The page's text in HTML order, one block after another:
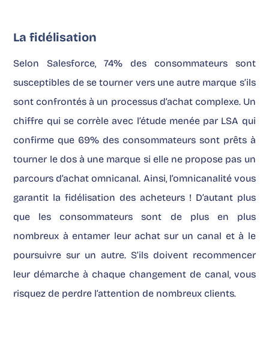
La fidélisation
Selon Salesforce, 74% des consommateurs sont
susceptibles de se tourner vers une autre marque s’ils
sont confrontés à un processus d’achat complexe. Un
chiffre qui se corrèle avec l’étude menée par LSA qui
confirme que 69% des consommateurs sont prêts à
tourner le dos à une marque si elle ne propose pas un
parcours d’achat omnicanal. Ainsi, l’omnicanalité vous
garantit la fidélisation des acheteurs ! D’autant plus
que les consommateurs sont de plus en plus
nombreux à entamer leur achat sur un canal et à le
poursuivre sur un autre. S’ils doivent recommencer
leur démarche à chaque changement de canal, vous
risquez de perdre l’attention de nombreux clients.